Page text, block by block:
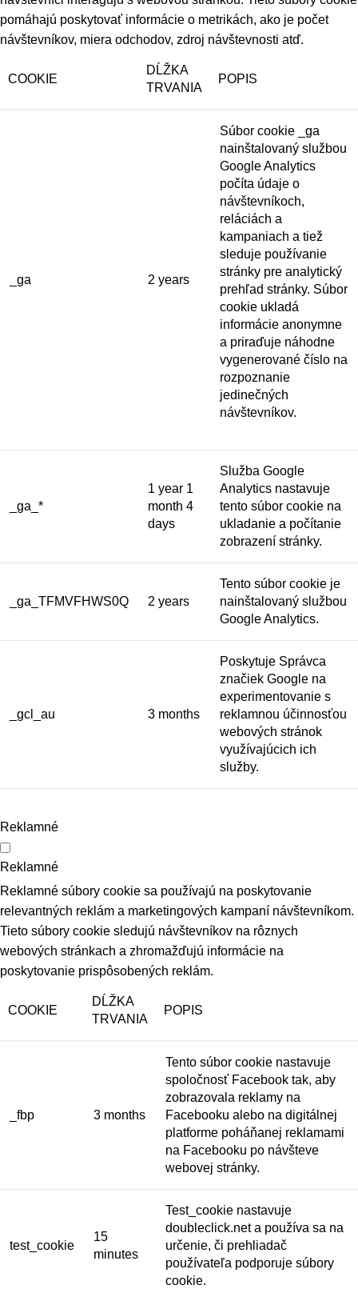
pomáhajú poskytovať informácie o metrikách, ako je počet
návštevníkov, miera odchodov, zdroj návštevnosti atď.
COOKIE
DĹŽKA
TRVANIA
POPIS
_ga 2 years
Súbor cookie _ga
nainštalovaný službou
Google Analytics
počíta údaje o
návštevníkoch,
reláciách a
kampaniach a tiež
sleduje používanie
stránky pre analytický
prehľad stránky. Súbor
cookie ukladá
informácie anonymne
a priraďuje náhodne
vygenerované číslo na
rozpoznanie
jedinečných
návštevníkov.
_ga_*
1 year 1
month 4
days
Služba Google
Analytics nastavuje
tento súbor cookie na
ukladanie a počítanie
zobrazení stránky.
_ga_TFMVFHWS0Q 2 years
Tento súbor cookie je
nainštalovaný službou
Google Analytics.
_gcl_au 3 months
Poskytuje Správca
značiek Google na
experimentovanie s
reklamnou účinnosťou
webových stránok
využívajúcich ich
služby.
Reklamné
Reklamné
Reklamné súbory cookie sa používajú na poskytovanie
relevantných reklám a marketingových kampaní návštevníkom.
Tieto súbory cookie sledujú návštevníkov na rôznych
webových stránkach a zhromažďujú informácie na
poskytovanie prispôsobených reklám.
COOKIE
DĹŽKA
TRVANIA
POPIS
_fbp 3 months
Tento súbor cookie nastavuje
spoločnosť Facebook tak, aby
zobrazovala reklamy na
Facebooku alebo na digitálnej
platforme poháňanej reklamami
na Facebooku po návšteve
webovej stránky.
test_cookie
15
minutes
Test_cookie nastavuje
doubleclick.net a používa sa na
určenie, či prehliadač
používateľa podporuje súbory
cookie.